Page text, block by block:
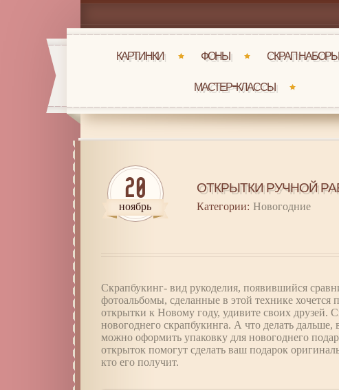
КАРТИНКИ ФОНЫ СКРАП НАБОРЫ
МАСТЕР-КЛАССЫ
20
ноябрь
ОТКРЫТКИ РУЧНОЙ
Категории: Новогодние
Скрапбукинг- вид рукоделия, появившийся
фотоальбомы, сделанные в этой технике хочется
открытки к Новому году, удивите своих друзей.
новогоднего скрапбукинга. А что делать
можно оформить упаковку для новогоднего
открыток помогут сделать ваш подарок
кто его получит.